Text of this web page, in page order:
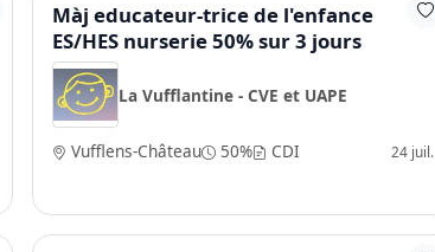
Màj educateur-trice de l'enfance
ES/HES nurserie 50% sur 3 jours
La Vufflantine - CVE et UAPE
Vufflens-Château 50% CDI 24 juil.